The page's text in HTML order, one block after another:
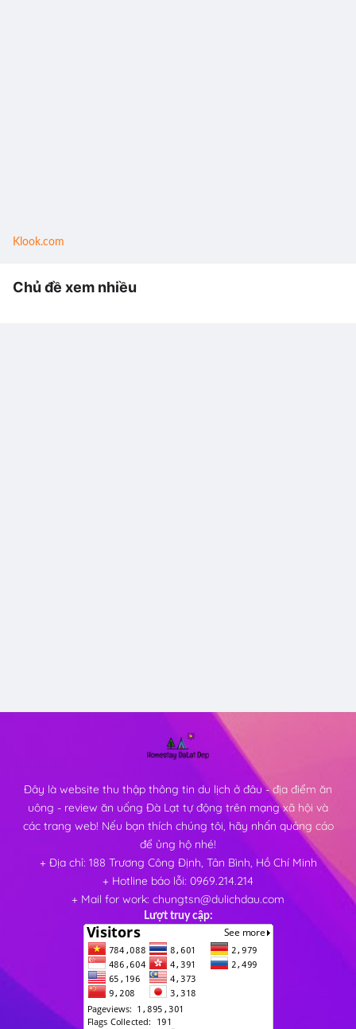
Klook.com
Chủ đề xem nhiều
Đây là website thu thập thông tin du lịch ở đâu - địa điểm ăn
uông - review ăn uống Đà Lạt tự động trên mạng xã hội và
các trang web! Nếu bạn thích chúng tôi, hãy nhấn quảng cáo
để ủng hộ nhé!
+ Địa chỉ: 188 Trương Công Định, Tân Bình, Hồ Chí Minh
+ Hotline báo lỗi: 0969.214.214
+ Mail for work: chungtsn@dulichdau.com
Lượt truy cập: